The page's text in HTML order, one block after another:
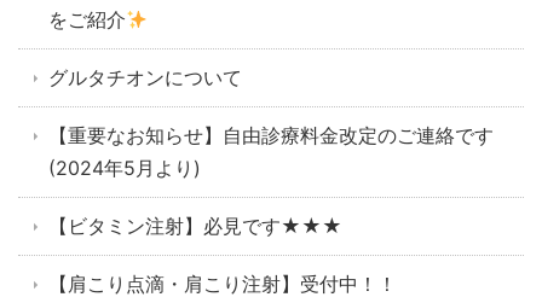
をご紹介
グルタチオンについて
【重要なお知らせ】自由診療料金改定のご連絡です
(2024年5月より)
【ビタミン注射】必見です★★★
【肩こり点滴・肩こり注射】受付中！！